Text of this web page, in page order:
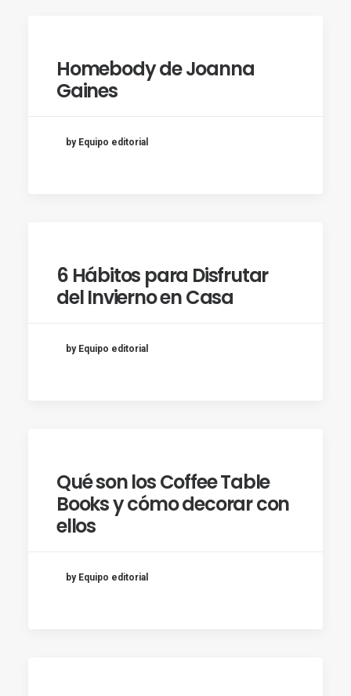
Homebody de Joanna
Gaines
by Equipo editorial
6 Hábitos para Disfrutar
del Invierno en Casa
by Equipo editorial
Qué son los Coffee Table
Books y cómo decorar con
ellos
by Equipo editorial